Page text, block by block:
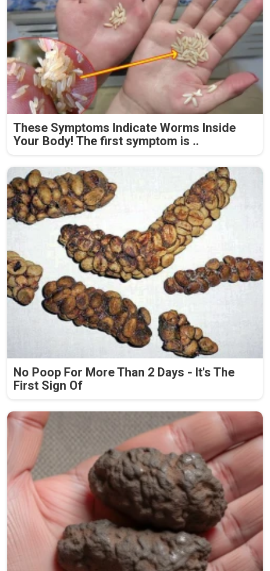
These Symptoms Indicate Worms Inside
Your Body! The first symptom is ..
No Poop For More Than 2 Days - It's The
First Sign Of